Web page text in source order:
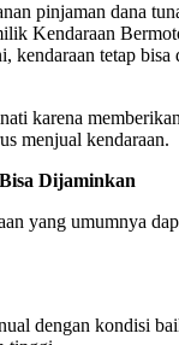
pinjaman dana
Kendaraan
kendaraan tetap bisa
karena
menjual kendaraan.
Dijaminkan
yang umumnya
dengan kondisi